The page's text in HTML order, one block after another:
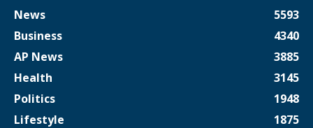
News
5593
Business
4340
AP News
3885
Health
3145
Politics
1948
Lifestyle
1875